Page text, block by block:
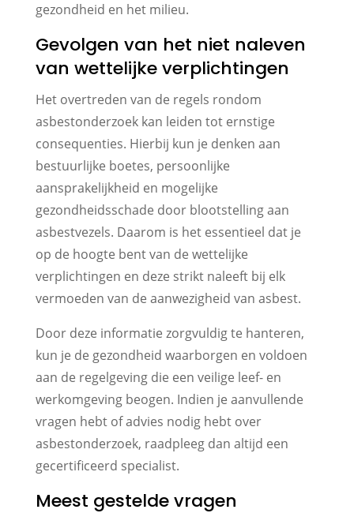
gezondheid en het milieu.
Gevolgen van het niet naleven
van wettelijke verplichtingen
Het overtreden van de regels rondom
asbestonderzoek kan leiden tot ernstige
consequenties. Hierbij kun je denken aan
bestuurlijke boetes, persoonlijke
aansprakelijkheid en mogelijke
gezondheidsschade door blootstelling aan
asbestvezels. Daarom is het essentieel dat je
op de hoogte bent van de wettelijke
verplichtingen en deze strikt naleeft bij elk
vermoeden van de aanwezigheid van asbest.
Door deze informatie zorgvuldig te hanteren,
kun je de gezondheid waarborgen en voldoen
aan de regelgeving die een veilige leef- en
werkomgeving beogen. Indien je aanvullende
vragen hebt of advies nodig hebt over
asbestonderzoek, raadpleeg dan altijd een
gecertificeerd specialist.
Meest gestelde vragen